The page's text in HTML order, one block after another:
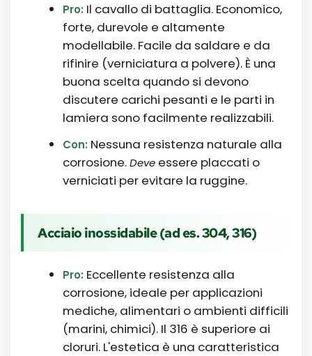
Pro: Il cavallo di battaglia. Economico,
forte, durevole e altamente
modellabile. Facile da saldare e da
rifinire (verniciatura a polvere). È una
buona scelta quando si devono
discutere carichi pesanti e le parti in
lamiera sono facilmente realizzabili.
Con: Nessuna resistenza naturale alla
corrosione.Deve essere placcati o
verniciati per evitare la ruggine.
Acciaio inossidabile (ad es. 304, 316)
Pro: Eccellente resistenza alla
corrosione, ideale per applicazioni
mediche, alimentari o ambienti difficili
(marini, chimici). Il 316 è superiore ai
cloruri. L'estetica è una caratteristica